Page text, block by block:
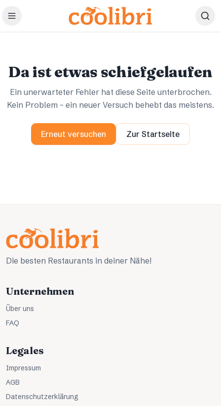
Zum Hauptinhalt springen
Da ist etwas schiefgelaufen
Ein unerwarteter Fehler hat diese Seite unterbrochen.
Kein Problem – ein neuer Versuch behebt das meistens.
Erneut versuchen Zur Startseite
Die besten Restaurants in deiner Nähe!
Unternehmen
Über uns
FAQ
Legales
Impressum
AGB
Datenschutzerklärung